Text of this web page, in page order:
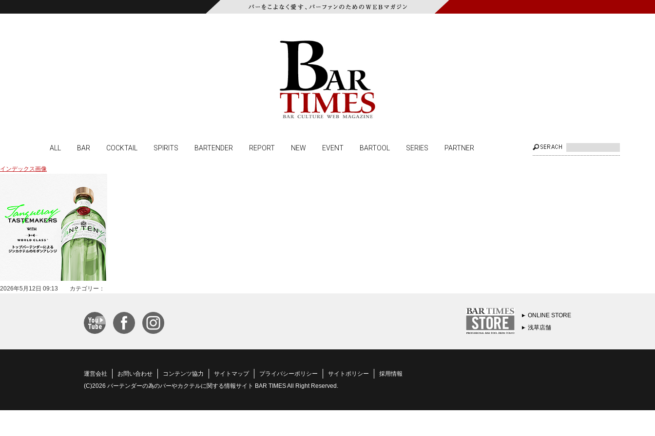
ALL BAR COCKTAIL SPIRITS BARTENDER REPORT NEW EVENT BARTOOL SERIES PARTNER
インデックス画像
2026年5月12日 09:13 カテゴリー：
ONLINE STORE
浅草店舗
運営会社 お問い合わせ コンテンツ協力 サイトマップ プライバシーポリシー サイトポリシー
採用情報
(C)2026 バーテンダーの為のバーやカクテルに関する情報サイト BAR TIMES All Right Reserved.